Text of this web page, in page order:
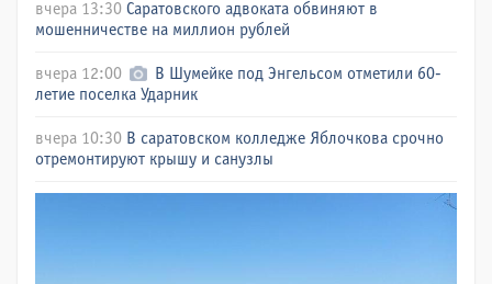
вчера 13:30 Саратовского адвоката обвиняют в
мошенничестве на миллион рублей
вчера 12:00
В Шумейке под Энгельсом отметили 60-
летие поселка Ударник
вчера 10:30 В саратовском колледже Яблочкова срочно
отремонтируют крышу и санузлы